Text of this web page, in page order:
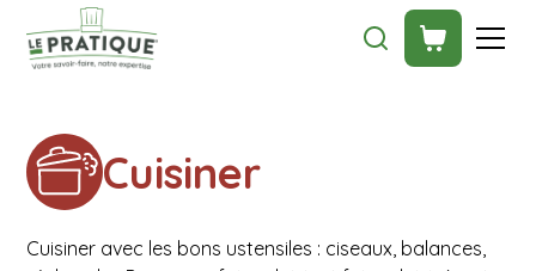
Cuisiner
Cuisiner avec les bons ustensiles : ciseaux, balances,